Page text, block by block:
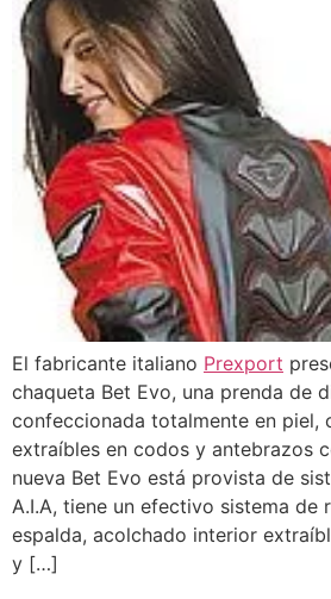
El fabricante italiano Prexport
chaqueta Bet Evo, una prenda de
confeccionada totalmente en piel,
extraíbles en codos y antebrazos
nueva Bet Evo está provista de
A.I.A, tiene un efectivo sistema de
espalda, acolchado interior
y […]